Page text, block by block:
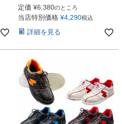
定価 ¥6,380のところ
当店特別価格 ¥4,290税込
詳細を見る